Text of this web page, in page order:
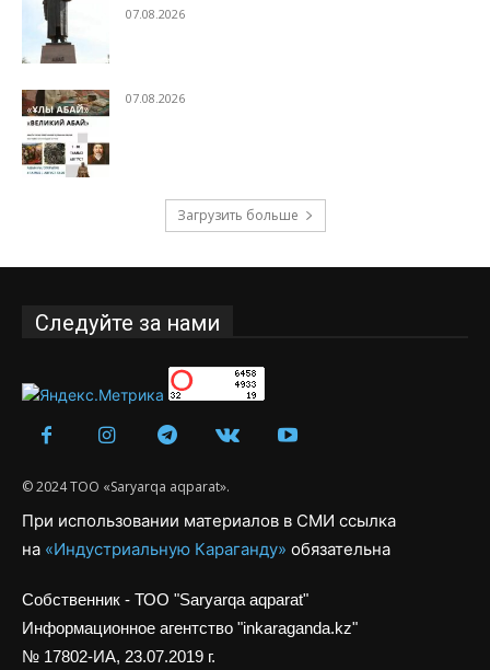
07.08.2026
07.08.2026
Загрузить больше
Следуйте за нами
© 2024 ТОО «Saryarqa aqparat».
При использовании материалов в СМИ ссылка
на «Индустриальную Караганду» обязательна
Собственник - ТОО "Saryarqa aqparat"
Информационное агентство "inkaraganda.kz"
№ 17802-ИА, 23.07.2019 г.